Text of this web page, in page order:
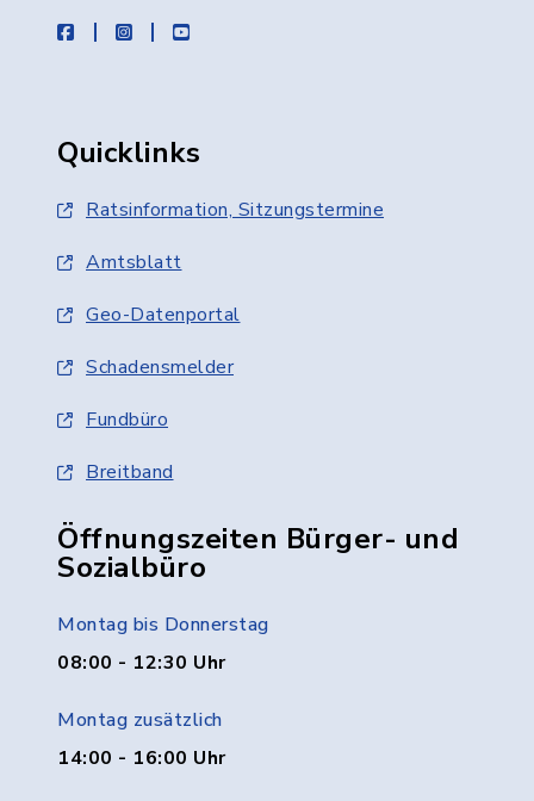
facebookinstagramyoutube
Quicklinks
Ratsinformation, Sitzungstermine
Amtsblatt
Geo-Datenportal
Schadensmelder
Fundbüro
Breitband
Öffnungszeiten Bürger- und
Sozialbüro
Montag bis Donnerstag
08:00 - 12:30 Uhr
Montag zusätzlich
14:00 - 16:00 Uhr